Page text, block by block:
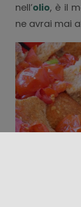
nell’olio, è il
ne avrai mai